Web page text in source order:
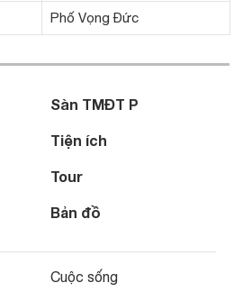
Phố Vọng Đức
Sàn TMĐT P
Tiện ích
Tour
Bản đồ
Cuộc sống